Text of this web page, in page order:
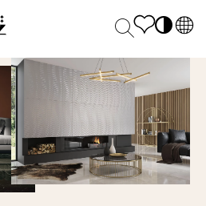
DE
UK
RU